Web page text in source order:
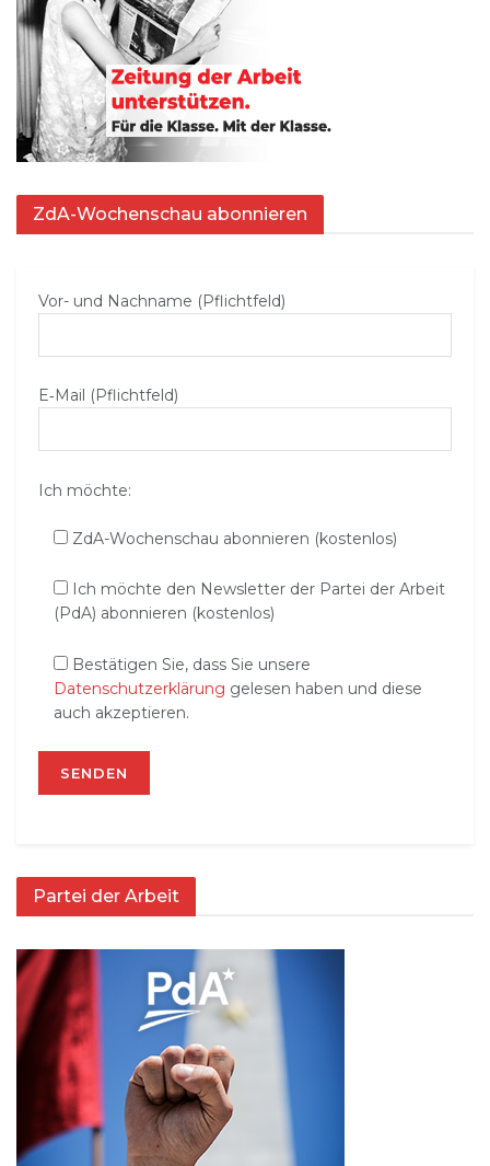
ZdA-Wochenschau abonnieren
Vor- und Nachname (Pflichtfeld)
E‑Mail (Pflichtfeld)
Ich möchte:
ZdA-Wochenschau abonnieren (kostenlos)
Ich möchte den Newsletter der Partei der Arbeit
(PdA) abonnieren (kostenlos)
Bestätigen Sie, dass Sie unsere
Datenschutzerklärung gelesen haben und diese
auch akzeptieren.
Partei der Arbeit